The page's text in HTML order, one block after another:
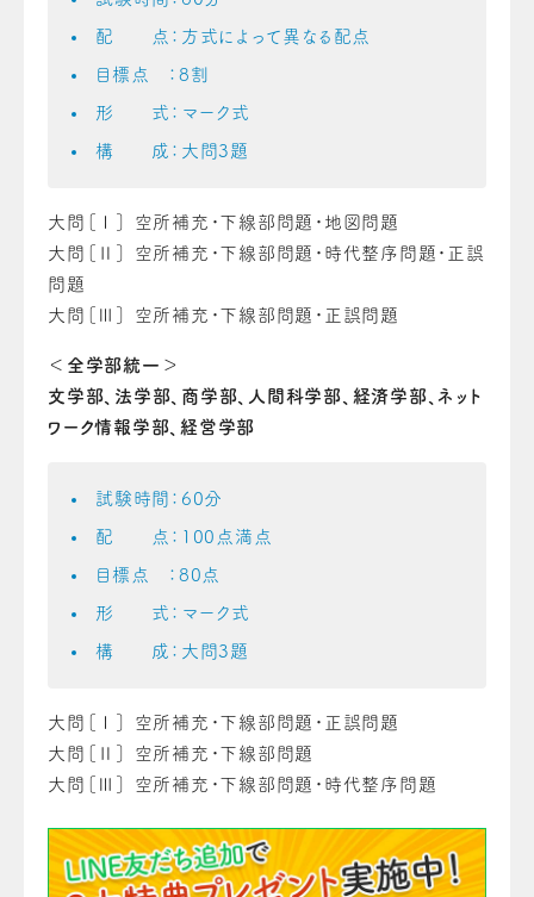
配 点：方式によって異なる配点
目標点 ：8割
形 式：マーク式
構 成：大問3題
大問［Ⅰ］ 空所補充・下線部問題・地図問題
大問［Ⅱ］ 空所補充・下線部問題・時代整序問題・正誤
問題
大問［Ⅲ］ 空所補充・下線部問題・正誤問題
＜全学部統一＞
文学部、法学部、商学部、人間科学部、経済学部、ネット
ワーク情報学部、経営学部
試験時間：60分
配 点：100点満点
目標点 ：80点
形 式：マーク式
構 成：大問3題
大問［Ⅰ］ 空所補充・下線部問題・正誤問題
大問［Ⅱ］ 空所補充・下線部問題
大問［Ⅲ］ 空所補充・下線部問題・時代整序問題